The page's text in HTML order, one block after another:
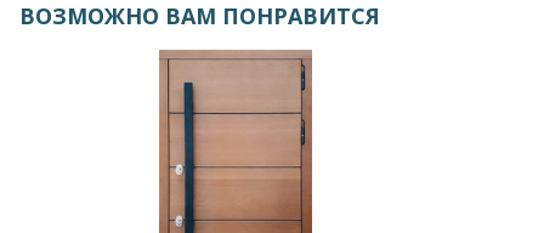
ВОЗМОЖНО ВАМ ПОНРАВИТСЯ